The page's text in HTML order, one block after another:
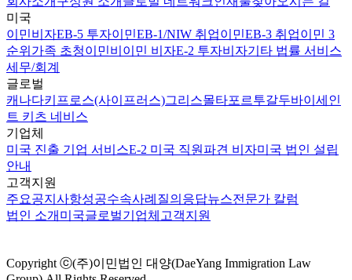
미국
이민비자EB-5 투자이민EB-1/NIW 취업이민EB-3 취업이민 3
순위 가족 초청이민비이민 비자E-2 투자비자기타 법률 서비스
세무/회계
글로벌
캐나다키프로스(사이프러스)그리스몰타포르투갈두바이 세인
트 키츠 네비스
기업체
미국 진출 기업 서비스E-2 미국 직원파견 비자미국 법인 설립
안내
고객지원
주요공지사항성공수속사례 질의응답뉴스전문가 칼럼
법인 소개 미국글로벌기업체 고객지원
Copyright ⓒ(주)이민법인 대양(DaeYang Immigration Law